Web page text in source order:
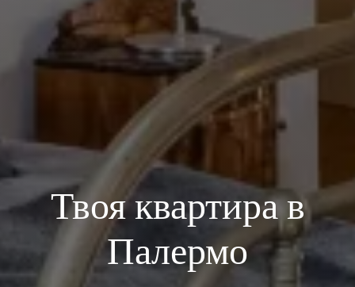
Твоя квартира в
Палермо